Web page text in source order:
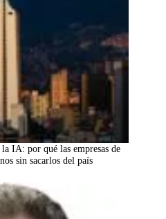
IA: por qué las empresas de
sin sacarlos del país